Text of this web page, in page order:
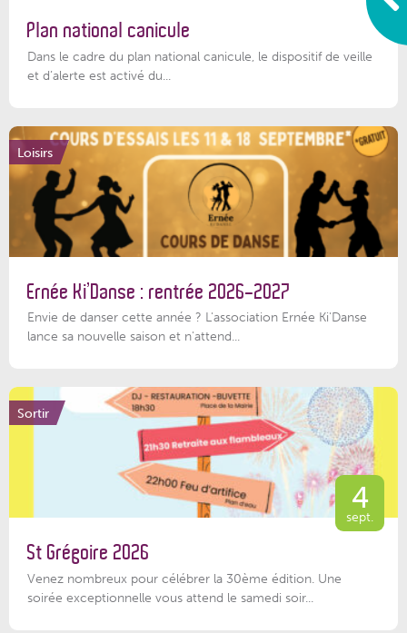
Plan national canicule
Dans le cadre du plan national canicule, le dispositif de veille
et d’alerte est activé du...
Loisirs
Ernée Ki’Danse : rentrée 2026-2027
Envie de danser cette année ? L'association Ernée Ki'Danse
lance sa nouvelle saison et n'attend...
Sortir
4
sept.
St Grégoire 2026
Venez nombreux pour célébrer la 30ème édition. Une
soirée exceptionnelle vous attend le samedi soir...